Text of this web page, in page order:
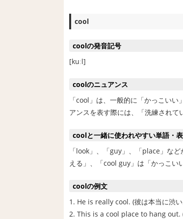
cool
coolの発音記号
[kuːl]
coolのニュアンス
「cool」は、一般的に「かっこい
アンスを表す際には、「洗練されて
coolと一緒に使われやすい単語・
「look」、「guy」、「place」な
える」、「cool guy」は「かっこい
coolの例文
1. He is really cool. (彼は本当に渋
2. This is a cool place to hang out.